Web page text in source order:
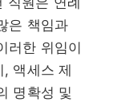
은 책임과
러한 위임이
액세스 제
명확성 및